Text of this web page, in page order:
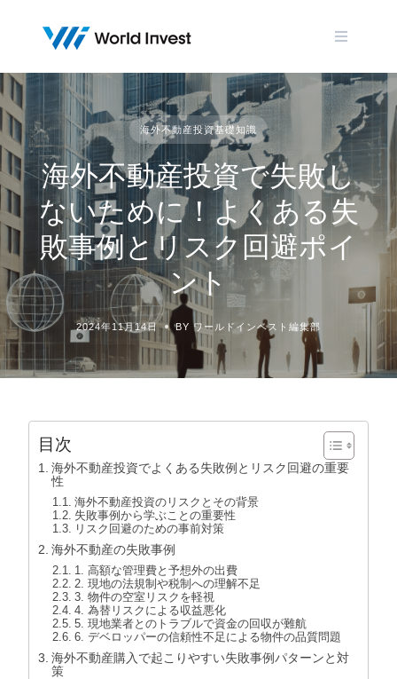
海外不動産投資基礎知識
海外不動産投資で失敗し
ないために！よくある失
敗事例とリスク回避ポイ
ント
2024年11月14日 BY ワールドインベスト編集部
目次
海外不動産投資でよくある失敗例とリスク回避の重要
性
海外不動産投資のリスクとその背景
失敗事例から学ぶことの重要性
リスク回避のための事前対策
海外不動産の失敗事例
1. 高額な管理費と予想外の出費
2. 現地の法規制や税制への理解不足
3. 物件の空室リスクを軽視
4. 為替リスクによる収益悪化
5. 現地業者とのトラブルで資金の回収が難航
6. デベロッパーの信頼性不足による物件の品質問題
海外不動産購入で起こりやすい失敗事例パターンと対
策